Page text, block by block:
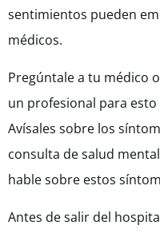
sentimientos pueden
médicos.
Pregúntale a tu médico
un profesional para
Avísales sobre los
consulta de salud
hable sobre estos
Antes de salir del